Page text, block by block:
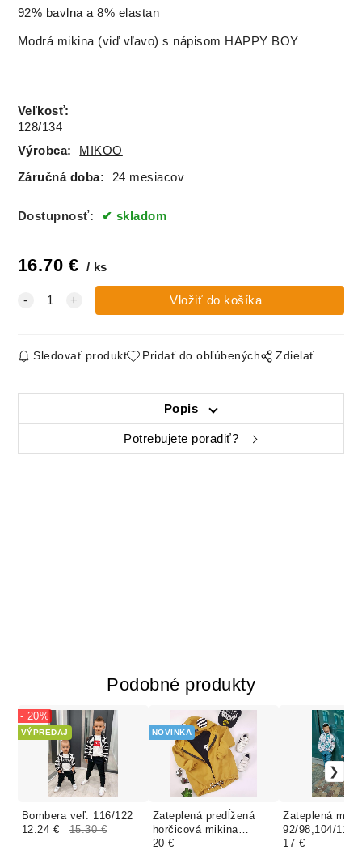
92% bavlna a 8% elastan
Modrá mikina (viď vľavo) s nápisom HAPPY BOY
Veľkosť:
128/134
Výrobca:
MIKOO
Záručná doba: 24 mesiacov
Dostupnosť: skladom
16.70 € ks
Sledovať produkt Pridať do obľúbených Zdielať
Popis
Potrebujete poradiť?
Podobné produkty
Bombera veľ. 116/122
VÝPREDAJ
- 20%
12.24 € 15.30 €
Zateplená predĺžená
horčicová mikina
140/146
NOVINKA
20 €
Zateplená
92/98,104/110 a
140/146
17 €